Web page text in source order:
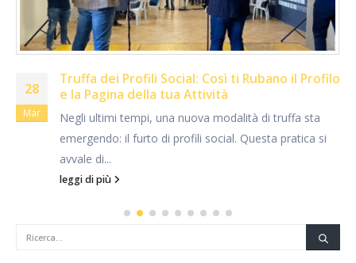
28
Mar
Truffa dei Profili Social: Così ti Rubano il Profilo
e la Pagina della tua Attività
Negli ultimi tempi, una nuova modalità di truffa sta
emergendo: il furto di profili social. Questa pratica si
avvale di...
leggi di più